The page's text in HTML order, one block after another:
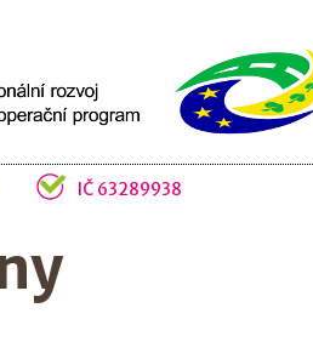
IČ 63289938